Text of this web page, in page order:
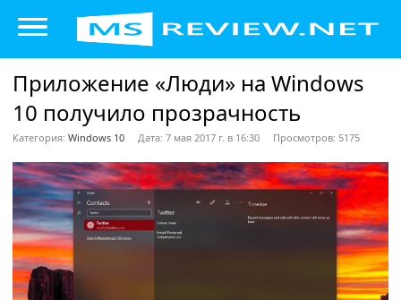
Приложение «Люди» на Windows
10 получило прозрачность
Категория: Windows 10 Дата: 7 мая 2017 г. в 16:30 Просмотров: 5175